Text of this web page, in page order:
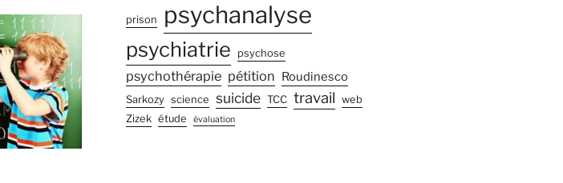
prison psychanalyse
psychiatrie psychose
psychothérapie pétition Roudinesco
Sarkozy science suicide TCC travail web
Zizek étude évaluation